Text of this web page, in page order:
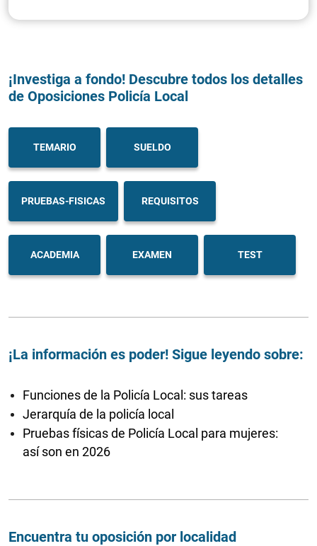
¡Investiga a fondo! Descubre todos los detalles
de Oposiciones Policía Local
TEMARIO SUELDO
PRUEBAS-FISICAS REQUISITOS
ACADEMIA EXAMEN TEST
¡La información es poder! Sigue leyendo sobre:
Funciones de la Policía Local: sus tareas
Jerarquía de la policía local
Pruebas físicas de Policía Local para mujeres:
así son en 2026
Encuentra tu oposición por localidad